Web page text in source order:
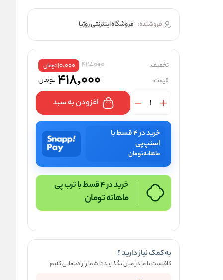
فروشنده: فروشگاه اینترنتی روژیا
تخفیف: 428000
10,000تومان
قیمت: 418,000 تومان
افزودن به سبد
خرید در ۴ قسط با
اسنپ‌پی
ماهانهتومان
خرید در 4 قسط با ترب پی
ماهانهتومان
به کمک نیاز دارید ؟
کافیست با ما در میان بگذارید تا شما را راهنمایی کنیم